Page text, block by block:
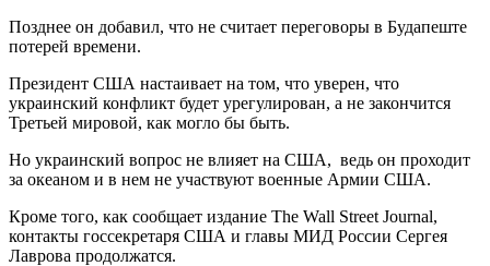
Позднее он добавил, что не считает переговоры в Будапеште
потерей времени.
Президент США настаивает на том, что уверен, что
украинский конфликт будет урегулирован, а не закончится
Третьей мировой, как могло бы быть.
Но украинский вопрос не влияет на США, ведь он проходит
за океаном и в нем не участвуют военные Армии США.
Кроме того, как сообщает издание The Wall Street Journal,
контакты госсекретаря США и главы МИД России Сергея
Лаврова продолжатся.